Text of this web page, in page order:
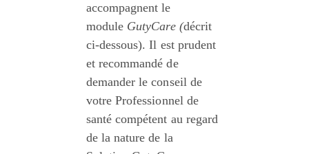
accompagnent le
module GutyCare (décrit
ci-dessous). Il est prudent
et recommandé de
demander le conseil de
votre Professionnel de
santé compétent au regard
de la nature de la